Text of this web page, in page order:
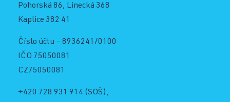
Pohorská 86, Linecká 368
Kaplice 382 41
Číslo účtu - 8936241/0100
IČO 75050081
CZ75050081
+420 728 931 914 (SOŠ),